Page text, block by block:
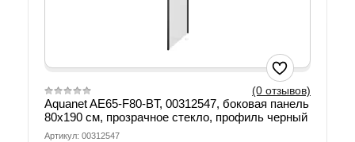
(0 отзывов)
Aquanet AE65-F80-BT, 00312547, боковая панель
80х190 см, прозрачное стекло, профиль черный
Артикул: 00312547